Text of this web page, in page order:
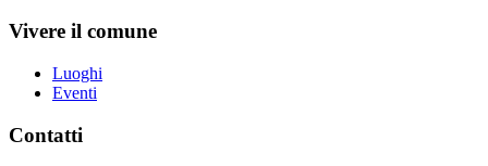
Vivere il comune
Luoghi
Eventi
Contatti